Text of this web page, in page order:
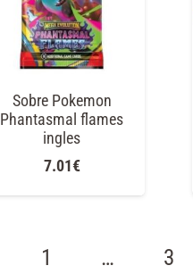
Sobre Pokemon
Phantasmal flames
ingles
7.01€
1 … 3